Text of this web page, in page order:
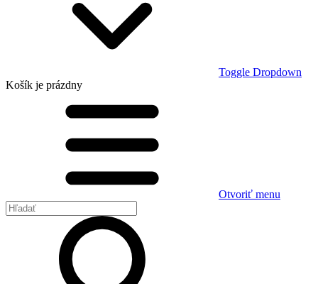
Toggle Dropdown
Košík je prázdny
Otvoriť menu